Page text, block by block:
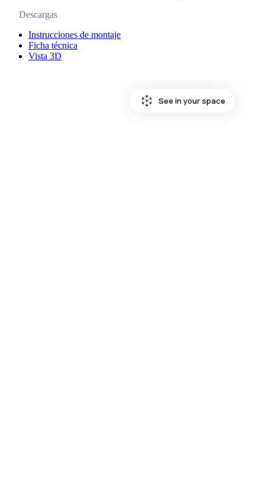
Descargas
Instrucciones de montaje
Ficha técnica
Vista 3D